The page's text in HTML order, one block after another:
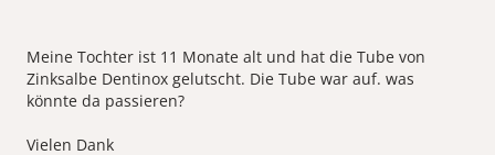
Meine Tochter ist 11 Monate alt und hat die Tube von
Zinksalbe Dentinox gelutscht. Die Tube war auf. was
könnte da passieren?